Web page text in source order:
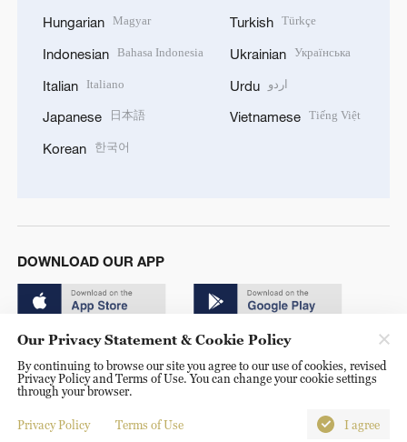
Hungarian Magyar
Indonesian Bahasa Indonesia
Italian Italiano
Japanese 日本語
Korean 한국어
Turkish Türkçe
Ukrainian Українська
Urdu اردو
Vietnamese Tiếng Việt
DOWNLOAD OUR APP
© China Radio International.CRI. All Rights Reserved. 16A
Shijingshan Road, Beijing, China. 100040
Our Privacy Statement & Cookie Policy
By continuing to browse our site you agree to our use of cookies, revised
Privacy Policy and Terms of Use. You can change your cookie settings
through your browser.
Privacy Policy Terms of Use I agree